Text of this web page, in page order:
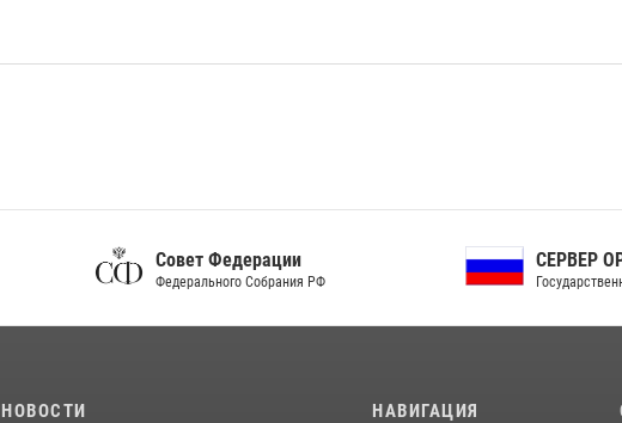
Совет Федерации
Федерального Собрания РФ
СЕРВЕР ОРГАНОВ
Государственной власти РФ
НОВОСТИ НАВИГАЦИЯ